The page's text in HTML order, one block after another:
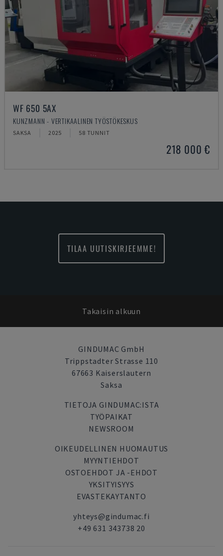
WF 650 5AX
KUNZMANN - VERTIKAALINEN TYÖSTÖKESKUS
SAKSA 2025 58 TUNNIT
218 000 €
TILAA UUTISKIRJEEMME!
Takaisin alkuun
GINDUMAC GmbH
Trippstadter Strasse 110
67663 Kaiserslautern
Saksa
TIETOJA GINDUMAC:ISTA
TYÖPAIKAT
NEWSROOM
OIKEUDELLINEN HUOMAUTUS
MYYNTIEHDOT
OSTOEHDOT JA -EHDOT
YKSITYISYYS
EVASTEKAYTANTO
yhteys@gindumac.fi
+49 631 343738 20